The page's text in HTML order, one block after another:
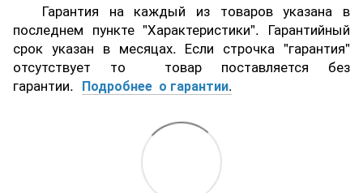
Гарантия на каждый из товаров указана в
последнем пункте "Характеристики". Гарантийный
срок указан в месяцах. Если строчка "гарантия"
отсутствует то товар поставляется без
гарантии. Подробнее о гарантии.